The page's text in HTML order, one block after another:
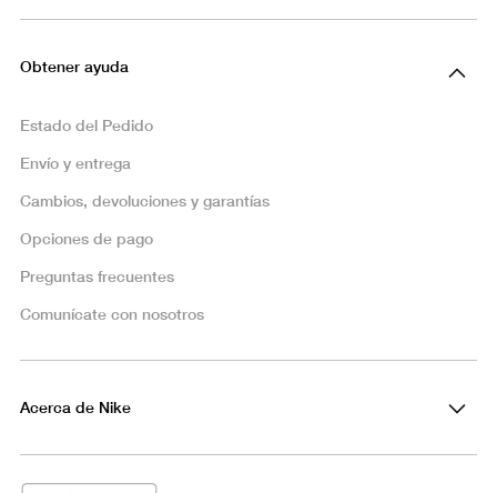
Obtener ayuda
Estado del Pedido
Envío y entrega
Cambios, devoluciones y garantías
Opciones de pago
Preguntas frecuentes
Comunícate con nosotros
Acerca de Nike